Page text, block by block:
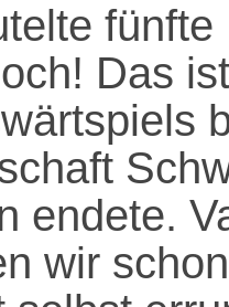
Das
endete.
wir